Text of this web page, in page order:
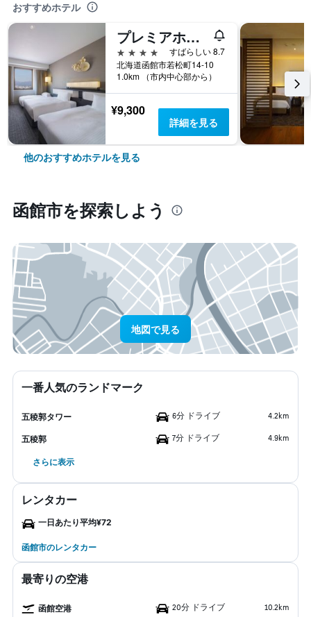
おすすめホテル
プレミアホテル-Cabin President-函館
4つ星
すばらしい 8.7
北海道函館市若松町14-10
1.0km （市内中心部から）
¥9,300
詳細を見る
他のおすすめホテルを見る
函館市​を探索しよう
地図で見る
一番人気のランドマーク
五稜郭タワー 6分 ドライブ 4.2km
五稜郭 7分 ドライブ 4.9km
さらに表示
レンタカー
一日あたり平均¥72
函館市のレンタカー
最寄りの空港
函館空港 20分 ドライブ 10.2km